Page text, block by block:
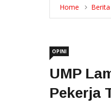
Home Berita
OPINI
UMP
Pekerja